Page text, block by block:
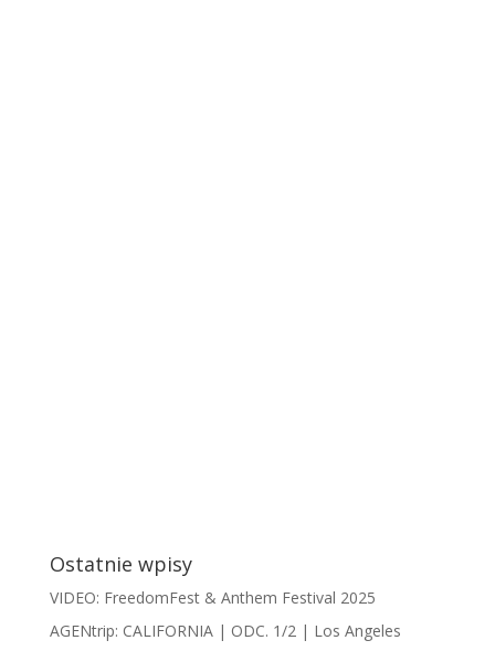
Ostatnie wpisy
VIDEO: FreedomFest & Anthem Festival 2025
AGENtrip: CALIFORNIA | ODC. 1/2 | Los Angeles